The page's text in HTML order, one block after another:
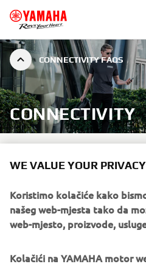
CONNECTIVITY FAQS
CONNECTIVITY
Select a relevant topic below
General
Login
WE VALUE YOUR PRIVACY
Koristimo kolačiće kako
našeg web-mjesta tako da
web-mjesto, proizvode,
Kolačići na YAMAHA motor